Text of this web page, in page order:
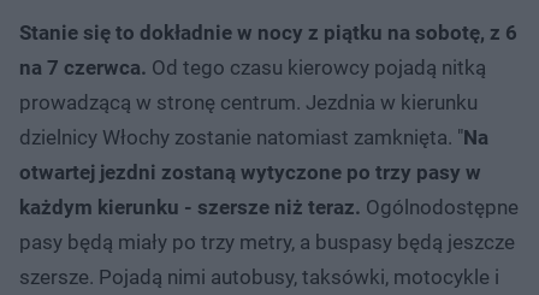
Stanie się to dokładnie w nocy z piątku na sobotę, z 6
na 7 czerwca. Od tego czasu kierowcy pojadą nitką
prowadzącą w stronę centrum. Jezdnia w kierunku
dzielnicy Włochy zostanie natomiast zamknięta. "Na
otwartej jezdni zostaną wytyczone po trzy pasy w
każdym kierunku - szersze niż teraz. Ogólnodostępne
pasy będą miały po trzy metry, a buspasy będą jeszcze
szersze. Pojadą nimi autobusy, taksówki, motocykle i